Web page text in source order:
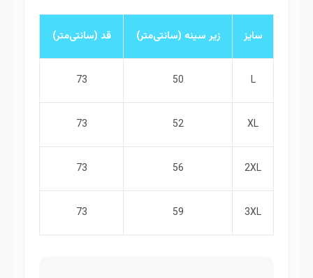
سایز زیر سینه (سانتی‌متر) قد (سانتی‌متر)
L
50
73
XL
52
73
2XL
56
73
3XL
59
73